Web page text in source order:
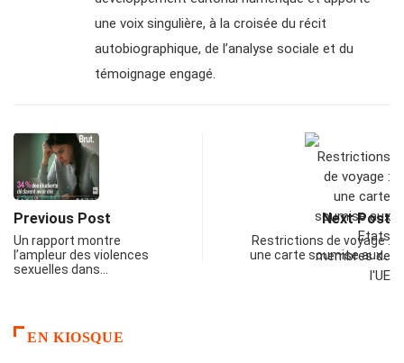
une voix singulière, à la croisée du récit
autobiographique, de l’analyse sociale et du
témoignage engagé.
Previous Post
Un rapport montre
l’ampleur des violences
sexuelles dans…
Next Post
Restrictions de voyage :
une carte soumise aux…
EN KIOSQUE